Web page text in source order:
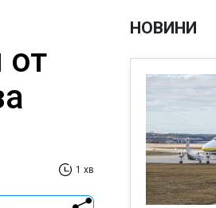
от
1 хв
НОВИНИ